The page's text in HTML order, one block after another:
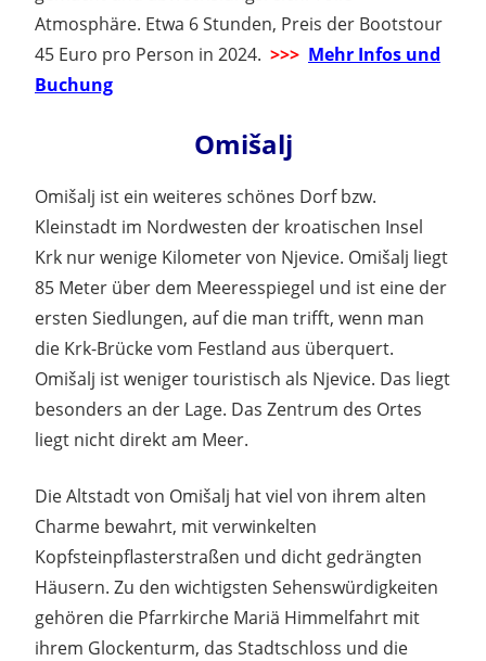
Atmosphäre. Etwa 6 Stunden, Preis der Bootstour
45 Euro pro Person in 2024. >>> Mehr Infos und
Buchung
Omišalj
Omišalj ist ein weiteres schönes Dorf bzw.
Kleinstadt im Nordwesten der kroatischen Insel
Krk nur wenige Kilometer von Njevice. Omišalj liegt
85 Meter über dem Meeresspiegel und ist eine der
ersten Siedlungen, auf die man trifft, wenn man
die Krk-Brücke vom Festland aus überquert.
Omišalj ist weniger touristisch als Njevice. Das liegt
besonders an der Lage. Das Zentrum des Ortes
liegt nicht direkt am Meer.
Die Altstadt von Omišalj hat viel von ihrem alten
Charme bewahrt, mit verwinkelten
Kopfsteinpflasterstraßen und dicht gedrängten
Häusern. Zu den wichtigsten Sehenswürdigkeiten
gehören die Pfarrkirche Mariä Himmelfahrt mit
ihrem Glockenturm, das Stadtschloss und die